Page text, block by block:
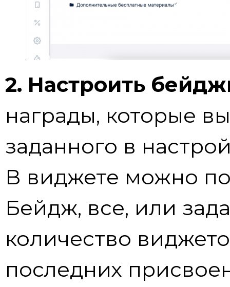
2. Настроить
награды, которые
заданного в
В виджете можно
Бейдж, все, или
количество
последних